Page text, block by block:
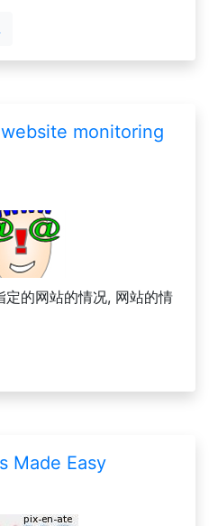
monitoring
的网站的情况, 网站的情
Made Easy